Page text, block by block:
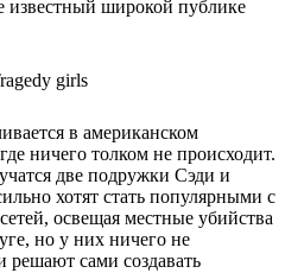
известный широкой публике
в американском
ничего толком не происходит.
две подружки Сэди и
хотят стать популярными с
освещая местные убийства
но у них ничего не
решают сами создавать